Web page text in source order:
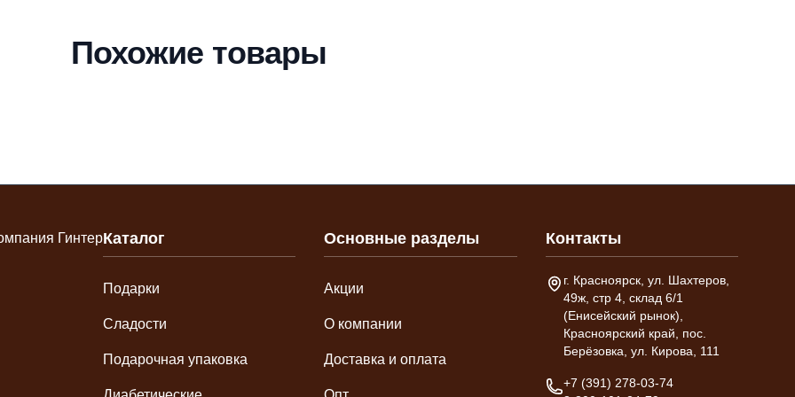
Похожие товары
Каталог
Подарки
Сладости
Подарочная упаковка
Основные разделы
Акции
О компании
Доставка и оплата
Контакты
Адрес склада
г. Красноярск, ул. Шахтеров,
49ж, стр 4, склад 6/1
(Енисейский рынок),
Красноярский край, пос.
Берёзовка, ул. Кирова, 111
Телефон
+7 (391) 278-03-74